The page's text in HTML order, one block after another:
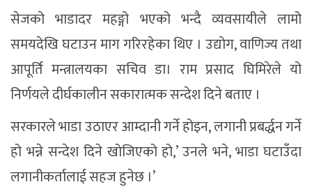
सेजको भाडादर महङ्गो भएको भन्दै व्यवसायीले लामो
समयदेखि घटाउन माग गरिरहेका थिए । उद्योग, वाणिज्य तथा
आपूर्ति मन्त्रालयका सचिव डा। राम प्रसाद घिमिरेले यो
निर्णयले दीर्घकालीन सकारात्मक सन्देश दिने बताए ।
सरकारले भाडा उठाएर आम्दानी गर्ने होइन, लगानी प्रबर्द्धन गर्ने
हो भन्ने सन्देश दिने खोजिएको हो,’ उनले भने, भाडा घटाउँदा
लगानीकर्तालाई सहज हुनेछ ।’